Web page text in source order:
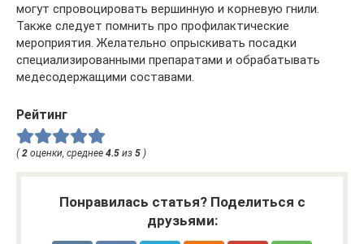
могут спровоцировать вершинную и корневую гнили.
Также следует помнить про профилактические
мероприятия. Желательно опрыскивать посадки
специализированными препаратами и обрабатывать
медесодержащими составами.
Рейтинг
(2 оценки, среднее 4.5 из 5 )
Понравилась статья? Поделиться с
друзьями: